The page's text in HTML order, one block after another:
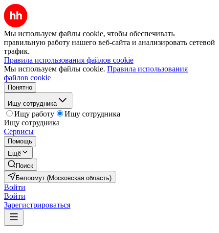
Мы используем файлы cookie, чтобы обеспечивать
правильную работу нашего веб-сайта и анализировать сетевой
трафик.
Правила использования файлов cookie
Мы используем файлы cookie. Правила использования
файлов cookie
Понятно
Ищу сотрудника
Ищу работу
Ищу сотрудника
Ищу сотрудника
Сервисы
Помощь
Ещё
Поиск
Белоомут (Московская область)
Войти
Войти
Зарегистрироваться